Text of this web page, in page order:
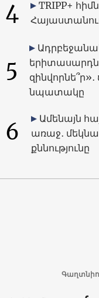
4
TRIPP+
Հայաստանում
5
նպատակը
6
Ամենայն
առաջ․
քննությունը